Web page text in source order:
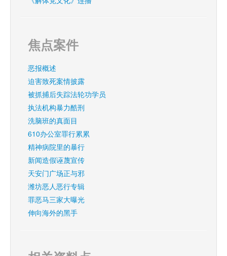
焦点案件
恶报概述
迫害致死案情披露
被抓捕后失踪法轮功学员
执法机构暴力酷刑
洗脑班的真面目
610办公室罪行累累
精神病院里的暴行
新闻造假诬蔑宣传
天安门广场正与邪
潍坊恶人恶行专辑
罪恶马三家大曝光
伸向海外的黑手